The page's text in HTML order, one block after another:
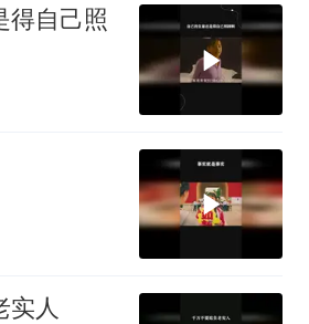
得自己照
实人